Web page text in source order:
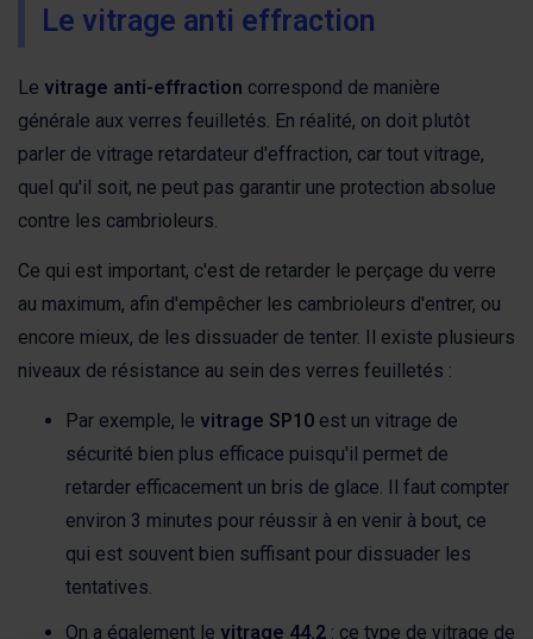
Le vitrage anti effraction
Le vitrage anti-effraction correspond de manière
générale aux verres feuilletés. En réalité, on doit plutôt
parler de vitrage retardateur d'effraction, car tout vitrage,
quel qu'il soit, ne peut pas garantir une protection absolue
contre les cambrioleurs.
Ce qui est important, c'est de retarder le perçage du verre
au maximum, afin d'empêcher les cambrioleurs d'entrer, ou
encore mieux, de les dissuader de tenter. Il existe plusieurs
niveaux de résistance au sein des verres feuilletés :
Par exemple, le vitrage SP10 est un vitrage de
sécurité bien plus efficace puisqu'il permet de
retarder efficacement un bris de glace. Il faut compter
environ 3 minutes pour réussir à en venir à bout, ce
qui est souvent bien suffisant pour dissuader les
tentatives.
On a également le vitrage 44.2 : ce type de vitrage de